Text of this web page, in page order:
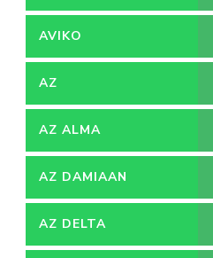
AVIKO
AZ
AZ ALMA
AZ DAMIAAN
AZ DELTA